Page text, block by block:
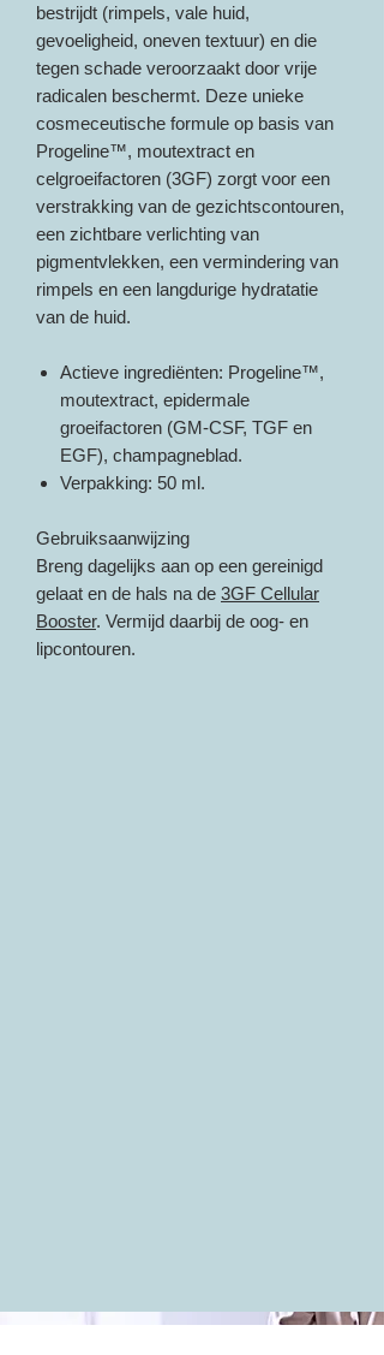
bestrijdt (rimpels, vale huid,
gevoeligheid, oneven textuur) en die
tegen schade veroorzaakt door vrije
radicalen beschermt. Deze unieke
cosmeceutische formule op basis van
Progeline™, moutextract en
celgroeifactoren (3GF) zorgt voor een
verstrakking van de gezichtscontouren,
een zichtbare verlichting van
pigmentvlekken, een vermindering van
rimpels en een langdurige hydratatie
van de huid.
Actieve ingrediënten: Progeline™,
moutextract, epidermale
groeifactoren (GM-CSF, TGF en
EGF), champagneblad.
Verpakking: 50 ml.
Gebruiksaanwijzing
Breng dagelijks aan op een gereinigd
gelaat en de hals na de 3GF Cellular
Booster. Vermijd daarbij de oog- en
lipcontouren.